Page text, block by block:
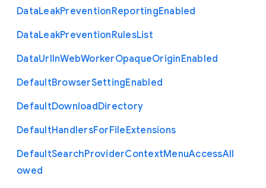
DataLeakPreventionReportingEnabled
DataLeakPreventionRulesList
DataUrlInWebWorkerOpaqueOriginEnabled
DefaultBrowserSettingEnabled
DefaultDownloadDirectory
DefaultHandlersForFileExtensions
DefaultSearchProviderContextMenuAccessAll
owed